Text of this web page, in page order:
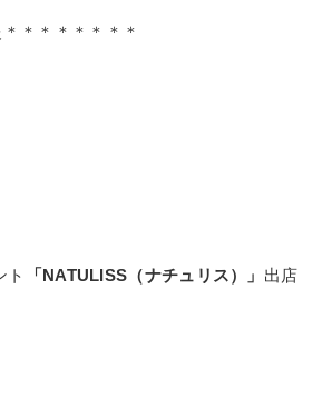
＊＊＊＊＊＊＊
ト 「NATULISS（ナチュリス）」 出店